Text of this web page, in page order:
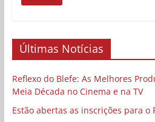
Últimas Notícias
Reflexo do Blefe: As Melhores
Meia Década no Cinema e na TV
Estão abertas as inscrições para o